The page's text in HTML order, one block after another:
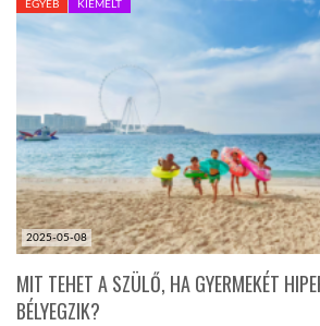
2025-05-08
EGYÉB KIEMELT
MIT TEHET A SZÜLŐ, HA GYERMEKÉT
BÉLYEGZIK?